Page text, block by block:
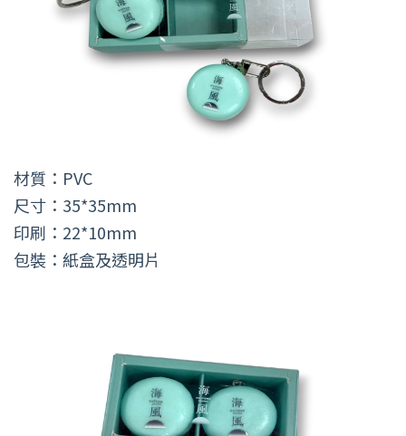
材質：PVC
尺寸：35*35mm
印刷：22*10mm
包裝：紙盒及透明片